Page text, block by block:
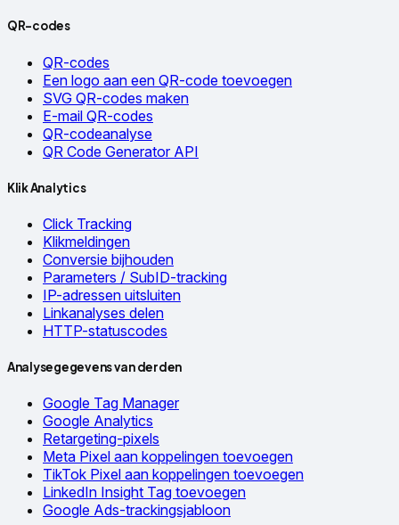
QR-codes
QR-codes
Een logo aan een QR-code toevoegen
SVG QR-codes maken
E-mail QR-codes
QR-codeanalyse
QR Code Generator API
Klik Analytics
Click Tracking
Klikmeldingen
Conversie bijhouden
Parameters / SubID-tracking
IP-adressen uitsluiten
Linkanalyses delen
HTTP-statuscodes
Analysegegevens van derden
Google Tag Manager
Google Analytics
Retargeting-pixels
Meta Pixel aan koppelingen toevoegen
TikTok Pixel aan koppelingen toevoegen
LinkedIn Insight Tag toevoegen
Google Ads-trackingsjabloon